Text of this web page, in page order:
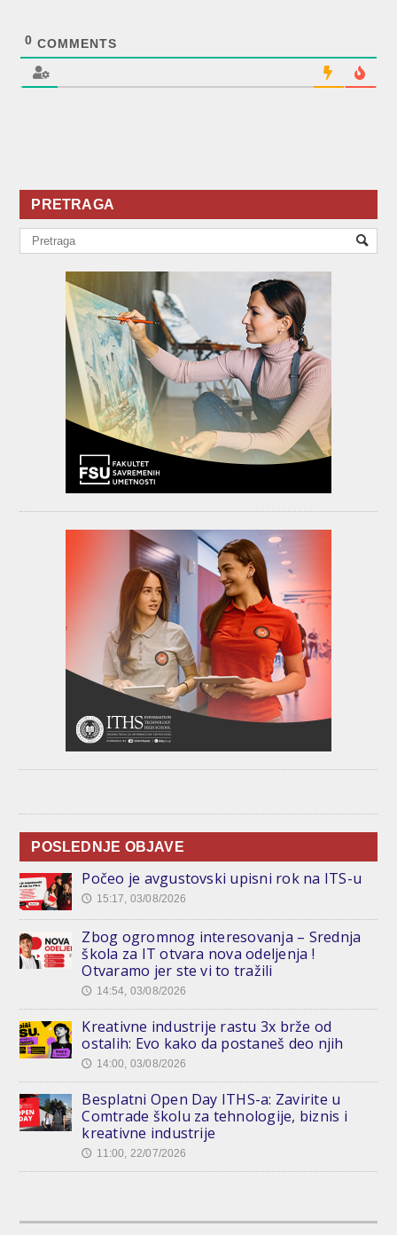
0 COMMENTS
PRETRAGA
POSLEDNJE OBJAVE
Počeo je avgustovski upisni rok na ITS-u
🕔 15:17, 03/08/2026
Zbog ogromnog interesovanja – Srednja
škola za IT otvara nova odeljenja !
Otvaramo jer ste vi to tražili
🕔 14:54, 03/08/2026
Kreativne industrije rastu 3x brže od
ostalih: Evo kako da postaneš deo njih
🕔 14:00, 03/08/2026
Besplatni Open Day ITHS-a: Zavirite u
Comtrade školu za tehnologije, biznis i
kreativne industrije
🕔 11:00, 22/07/2026